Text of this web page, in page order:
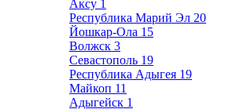
Аксу 1
Республика Марий Эл 20
Йошкар-Ола 15
Волжск 3
Севастополь 19
Республика Адыгея 19
Майкоп 11
Адыгейск 1